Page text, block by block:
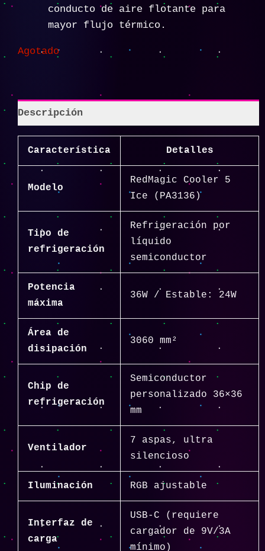
conducto de aire flotante para
mayor flujo térmico.
Agotado
Descripción
Característica Detalles
Modelo
RedMagic Cooler 5
Ice (PA3136)
Tipo de
refrigeración
Refrigeración por
líquido
semiconductor
Potencia
máxima
36W / Estable: 24W
Área de
disipación
3060 mm²
Chip de
refrigeración
Semiconductor
personalizado 36×36
mm
Ventilador
7 aspas, ultra
silencioso
Iluminación RGB ajustable
Interfaz de
carga
USB-C (requiere
cargador de 9V/3A
mínimo)